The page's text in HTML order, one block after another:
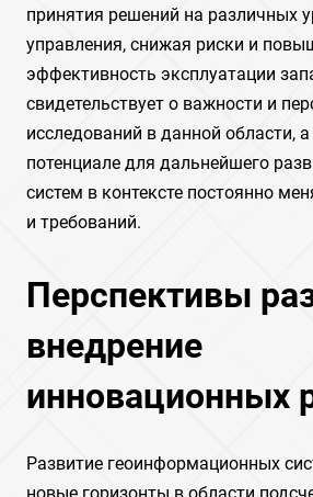
принятия решений на различных
управления, снижая риски и
эффективность эксплуатации
свидетельствует о важности и
исследований в данной области,
потенциале для дальнейшего
систем в контексте постоянно
и требований.
Перспективы
внедрение
инновационных
Развитие геоинформационных